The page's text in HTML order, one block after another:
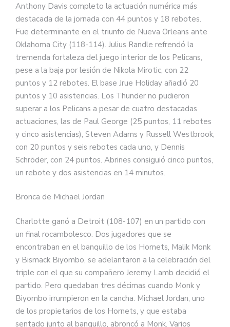
Anthony Davis completo la actuación numérica más
destacada de la jornada con 44 puntos y 18 rebotes.
Fue determinante en el triunfo de Nueva Orleans ante
Oklahoma City (118-114). Julius Randle refrendó la
tremenda fortaleza del juego interior de los Pelicans,
pese a la baja por lesión de Nikola Mirotic, con 22
puntos y 12 rebotes. El base Jrue Holiday añadió 20
puntos y 10 asistencias. Los Thunder no pudieron
superar a los Pelicans a pesar de cuatro destacadas
actuaciones, las de Paul George (25 puntos, 11 rebotes
y cinco asistencias), Steven Adams y Russell Westbrook,
con 20 puntos y seis rebotes cada uno, y Dennis
Schröder, con 24 puntos. Abrines consiguió cinco puntos,
un rebote y dos asistencias en 14 minutos.
Bronca de Michael Jordan
Charlotte ganó a Detroit (108-107) en un partido con
un final rocambolesco. Dos jugadores que se
encontraban en el banquillo de los Hornets, Malik Monk
y Bismack Biyombo, se adelantaron a la celebración del
triple con el que su compañero Jeremy Lamb decidió el
partido. Pero quedaban tres décimas cuando Monk y
Biyombo irrumpieron en la cancha. Michael Jordan, uno
de los propietarios de los Hornets, y que estaba
sentado junto al banquillo, abroncó a Monk. Varios